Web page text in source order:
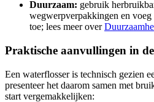
Duurzaam: gebruik
wegwerpverpakkingen en voeg
toe; lees meer over
Praktische aanvullingen in
Een waterflosser is technisch gezien
presenteer het daarom samen met
start vergemakkelijken: